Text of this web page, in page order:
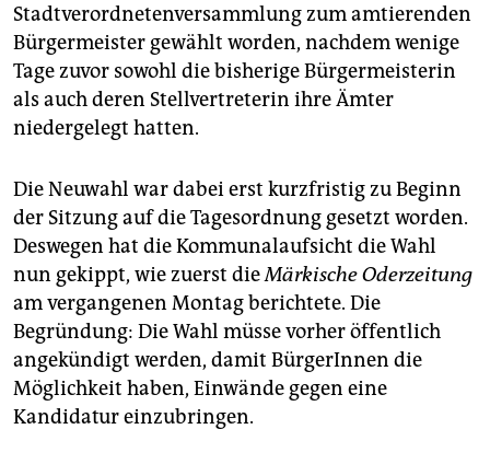
Stadtverordnetenversammlung zum amtierenden
Bürgermeister gewählt worden, nachdem wenige
Tage zuvor sowohl die bisherige Bürgermeisterin
als auch deren Stellvertreterin ihre Ämter
niedergelegt hatten.
Die Neuwahl war dabei erst kurzfristig zu Beginn
der Sitzung auf die Tagesordnung gesetzt worden.
Deswegen hat die Kommunalaufsicht die Wahl
nun gekippt, wie zuerst dieMärkische Oderzeitung
am vergangenen Montag berichtete. Die
Begründung: Die Wahl müsse vorher öffentlich
angekündigt werden, damit BürgerInnen die
Möglichkeit haben, Einwände gegen eine
Kandidatur einzubringen.